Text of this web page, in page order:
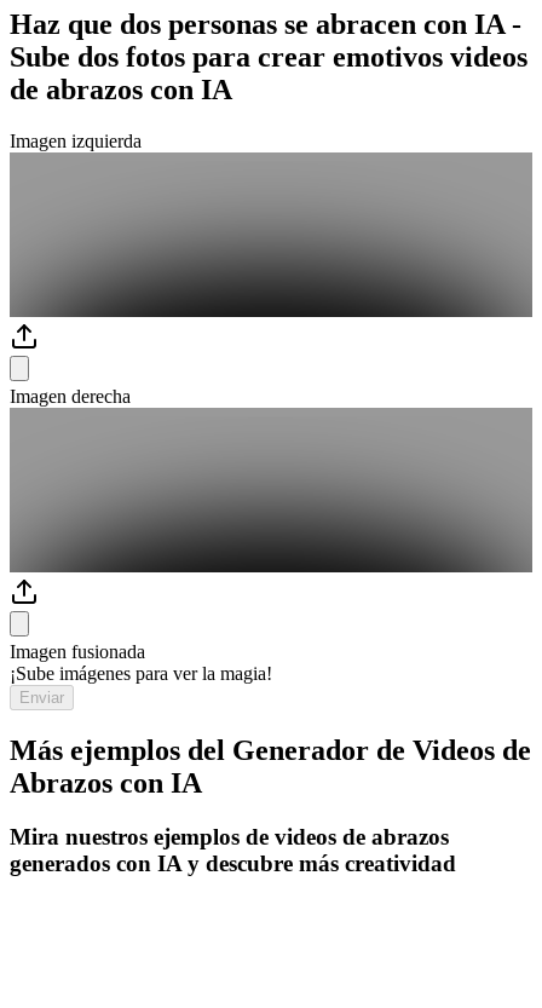
Haz que dos personas se abracen con IA -
Sube dos fotos para crear emotivos videos
de abrazos con IA
Imagen izquierda
Imagen derecha
Imagen fusionada
¡Sube imágenes para ver la magia!
Enviar
Más ejemplos del Generador de Videos de
Abrazos con IA
Mira nuestros ejemplos de videos de abrazos
generados con IA y descubre más creatividad